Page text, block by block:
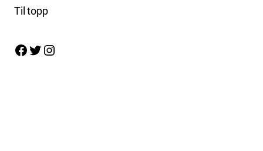
Til topp
Facebook Twitter Instagram